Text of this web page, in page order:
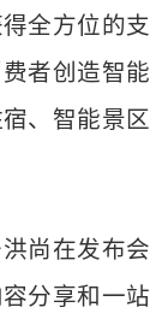
全方位的支
者创造智能
、智能景区
尚在发布会
分享和一站